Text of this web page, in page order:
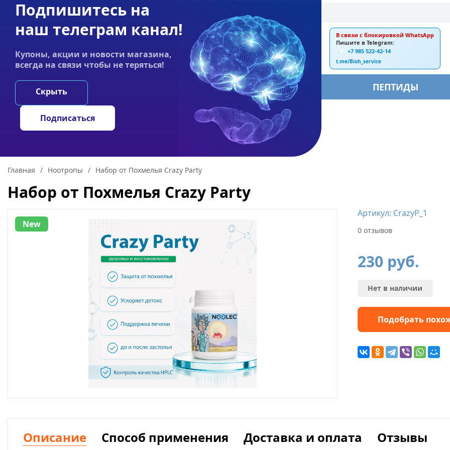
Акции Оплата Статьи
График работы:
Пн-пт 9:00–19:00
E-mail:
ankebiorus@gmail.com
В связи с блокировкой WhatsApp
Пишите в Telegram:
+7 985 522-42-14
t.me/Bioh_service
НООТРОПЫ ГРИБЫ ПЕПТИДЫ
Главная / Ноотропы / Набор от Похмелья Crazy Party
Набор от Похмелья Crazy Party
New
Артикул: CrazyP_1
0 отзывов
230 руб.
Нет в наличии
Подобрать
Описание Способ применения Доставка и оплата Отзывы
Подпишитесь на
наш телеграм канал!
Купоны, акции и новости магазина,
всегда на связи чтобы не теряться!
Скрыть
Подписаться